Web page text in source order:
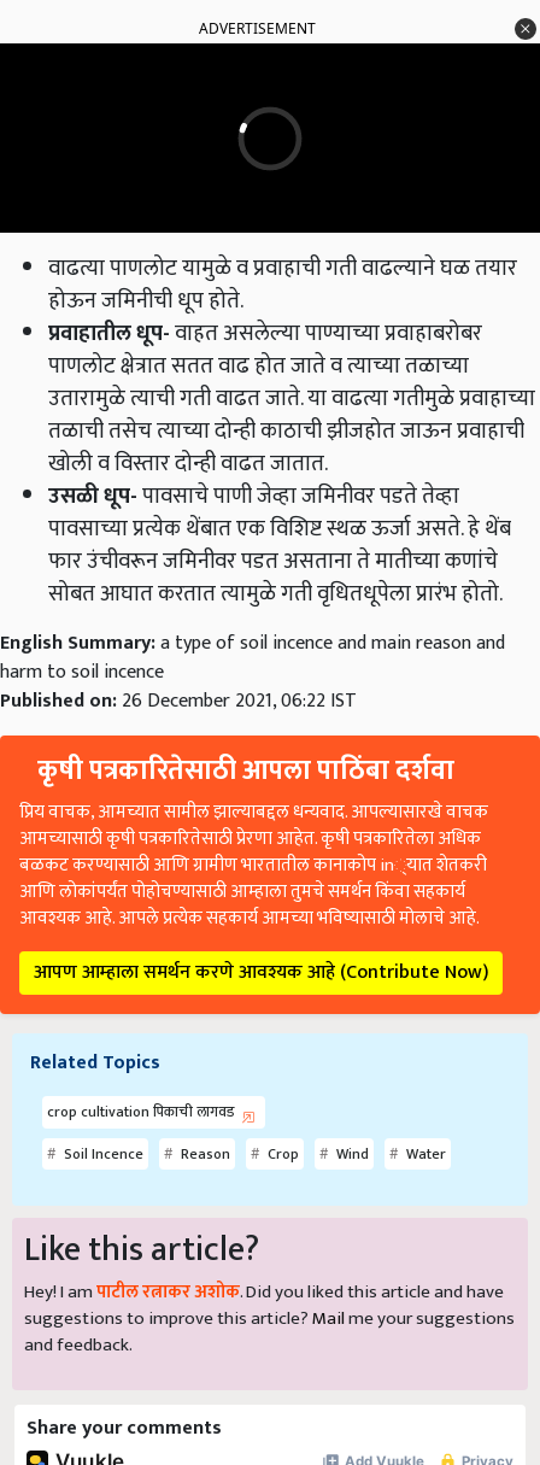
ADVERTISEMENT
वाढत्या पाणलोट यामुळे व प्रवाहाची गती वाढल्याने घळ तयार
होऊन जमिनीची धूप होते.
प्रवाहातील धूप-वाहत असलेल्या पाण्याच्या प्रवाहाबरोबर
पाणलोट क्षेत्रात सतत वाढ होत जाते व त्याच्या तळाच्या
उतारामुळे त्याची गती वाढत जाते. या वाढत्या गतीमुळे प्रवाहाच्या
तळाची तसेच त्याच्या दोन्ही काठाची झीजहोत जाऊन प्रवाहाची
खोली व विस्तार दोन्ही वाढत जातात.
उसळी धूप-पावसाचे पाणी जेव्हा जमिनीवर पडते तेव्हा
पावसाच्या प्रत्येक थेंबात एक विशिष्ट स्थळ ऊर्जा असते. हे थेंब
फार उंचीवरून जमिनीवर पडत असताना ते मातीच्या कणांचे
सोबत आघात करतात त्यामुळे गती वृधितधूपेला प्रारंभ होतो.
English Summary:a type of soil incence and main reason and
harm to soil incence
Published on:26 December 2021, 06:22 IST
कृषी पत्रकारितेसाठी आपला पाठिंबा दर्शवा
प्रिय वाचक, आमच्यात सामील झाल्याबद्दल धन्यवाद. आपल्यासारखे वाचक
आमच्यासाठी कृषी पत्रकारितेसाठी प्रेरणा आहेत. कृषी पत्रकारितेला अधिक
बळकट करण्यासाठी आणि ग्रामीण भारतातील कानाकोप in्यात शेतकरी
आणि लोकांपर्यंत पोहोचण्यासाठी आम्हाला तुमचे समर्थन किंवा सहकार्य
आवश्यक आहे. आपले प्रत्येक सहकार्य आमच्या भविष्यासाठी मोलाचे आहे.
आपण आम्हाला समर्थन करणे आवश्यक आहे (Contribute Now)
Related Topics
crop cultivation पिकाची लागवड
Soil Incence
Reason Crop Wind Water
Like this article?
Hey! I amपाटील रत्नाकर अशोक. Did you liked this article and have
suggestions to improve this article?Mailme your suggestions
and feedback.
Share your comments